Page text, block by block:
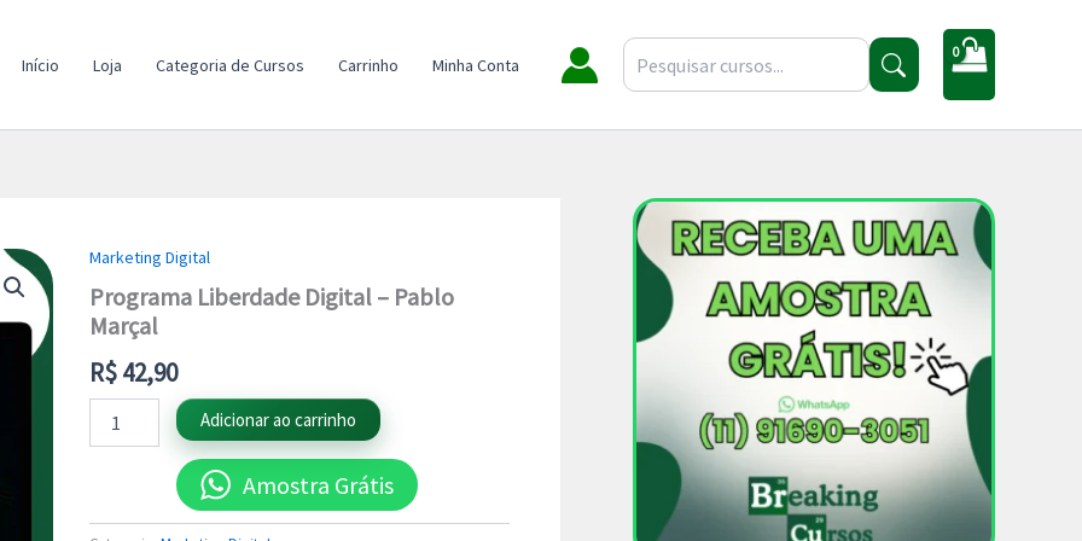
Início Loja Categoria de Cursos Carrinho Minha Conta
Marketing Digital
Programa Liberdade Digital – Pablo
Marçal
R$42,90
Programa
Liberdade
Digital
-
Pablo
Marçal
quantidade
Adicionar ao carrinho
Amostra Grátis